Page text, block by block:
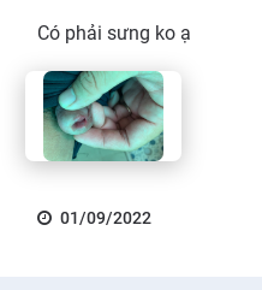
Có phải sưng ko ạ
01/09/2022